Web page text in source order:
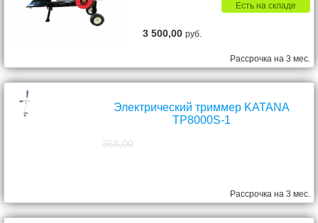
Есть на складе
3 500,00руб.
Рассрочка на 3 мес.
Электрический триммер KATANA
TP8000S-1
368,00
Рассрочка на 3 мес.